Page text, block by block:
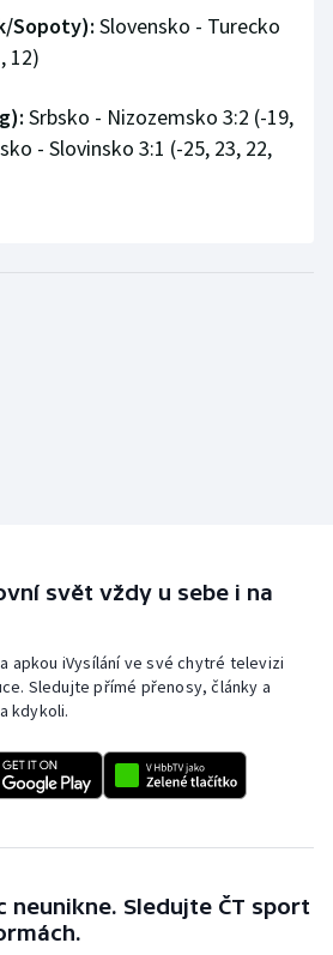
Sopoty): Slovensko - Turecko
12)
Srbsko - Nizozemsko 3:2 (-19,
- Slovinsko 3:1 (-25, 23, 22,
svět vždy u sebe i na
apkou iVysílání ve své chytré televizi
Sledujte přímé přenosy, články a
kdykoli.
neunikne. Sledujte ČT sport